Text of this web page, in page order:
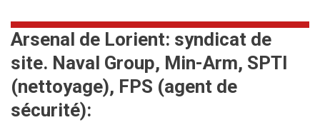
Arsenal de Lorient: syndicat de
site. Naval Group, Min-Arm, SPTI
(nettoyage), FPS (agent de
sécurité):